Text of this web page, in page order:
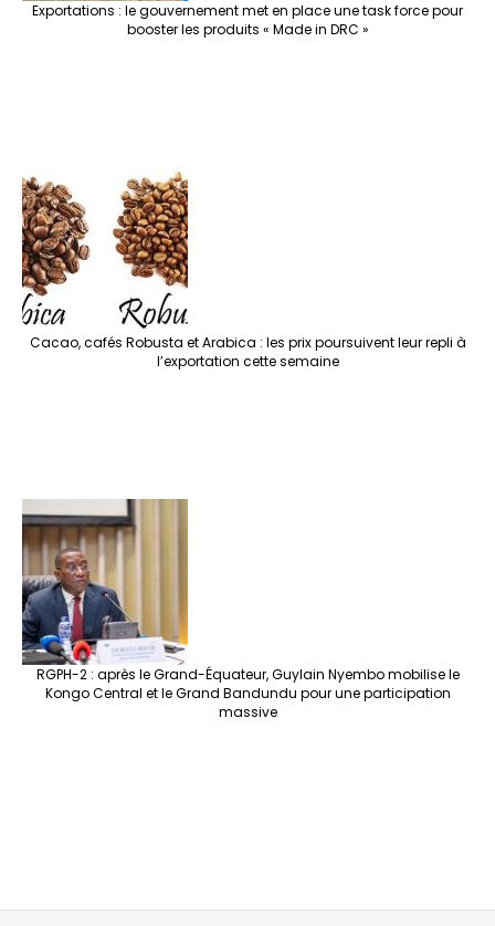
Exportations : le gouvernement met en place une task force pour
booster les produits « Made in DRC »
Cacao, cafés Robusta et Arabica : les prix poursuivent leur repli à
l’exportation cette semaine
RGPH-2 : après le Grand-Équateur, Guylain Nyembo mobilise le
Kongo Central et le Grand Bandundu pour une participation
massive